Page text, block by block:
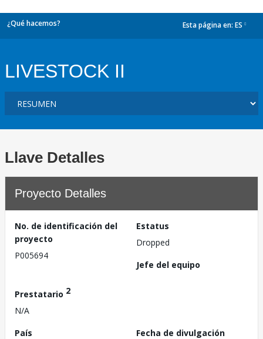
¿Qué hacemos? Esta página en: ES
LIVESTOCK II
Llave Detalles
Proyecto Detalles
No. de identificación del
proyecto
P005694
Estatus
Dropped
Jefe del equipo
Prestatario 2
N/A
País
Fecha de divulgación